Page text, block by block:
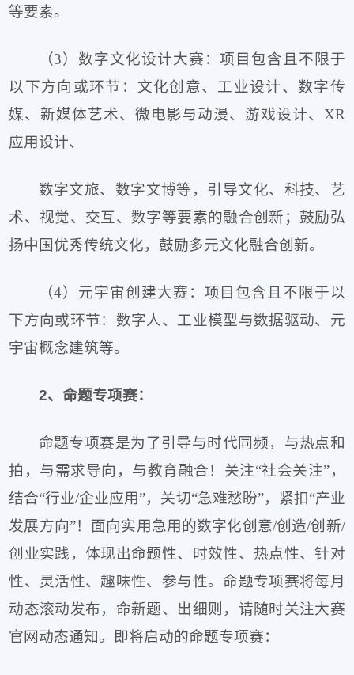
等要素。
（3）数字文化设计大赛：项目包含且不限于
以下方向或环节：文化创意、工业设计、数字传
媒、新媒体艺术、微电影与动漫、游戏设计、XR
应用设计、
数字文旅、数字文博等，引导文化、科技、艺
术、视觉、交互、数字等要素的融合创新；鼓励弘
扬中国优秀传统文化，鼓励多元文化融合创新。
（4）元宇宙创建大赛：项目包含且不限于以
下方向或环节：数字人、工业模型与数据驱动、元
宇宙概念建筑等。
2、命题专项赛：
命题专项赛是为了引导与时代同频，与热点和
拍，与需求导向，与教育融合！关注“社会关注”，
结合“行业/企业应用”，关切“急难愁盼”，紧扣“产业
发展方向”！面向实用急用的数字化创意/创造/创新/
创业实践，体现出命题性、时效性、热点性、针对
性、灵活性、趣味性、参与性。命题专项赛将每月
动态滚动发布，命新题、出细则，请随时关注大赛
官网动态通知。即将启动的命题专项赛：